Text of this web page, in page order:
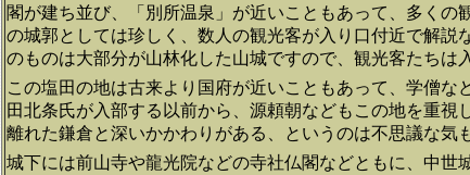
閣が建ち並び、「別所温泉」が近いこともあって、多くの
の城郭としては珍しく、数人の観光客が入り口付近で解説
のものは大部分が山林化した山城ですので、観光客たちは
この塩田の地は古来より国府が近いこともあって、学僧
田北条氏が入部する以前から、源頼朝などもこの地を重視
離れた鎌倉と深いかかわりがある、というのは不思議な気
城下には前山寺や龍光院などの寺社仏閣などともに、中世